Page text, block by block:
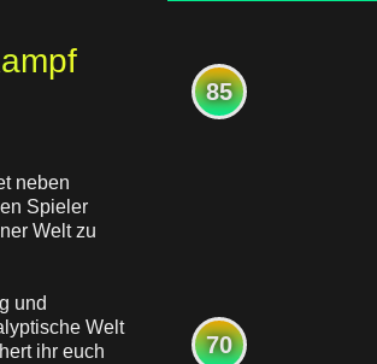
neben
Spieler
Welt zu
und
Welt
ihr euch
85
70